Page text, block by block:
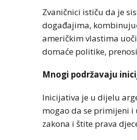
Zvaničnici ističu da je
događajima,
američkim vlastima
domaće politike,
Mnogi podržavaju
Inicijativa je u dijelu
mogao da se primijeni i
zakona i štite prava